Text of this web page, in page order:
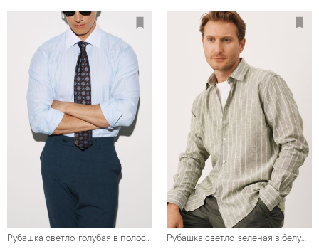
Рубашка светло-голубая в полоску с белым воротником и манжетами Рубашка светло-зеленая в белую полоску, лен с хлопком, классика воротник